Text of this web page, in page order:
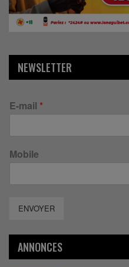
NEWSLETTER
E-mail *
Mobile
ENVOYER
ANNONCES